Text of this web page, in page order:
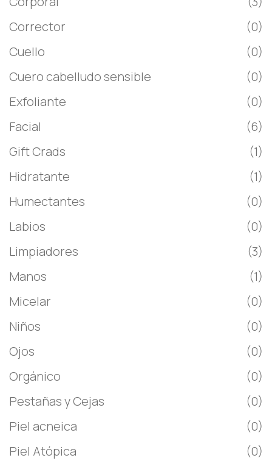
Corrector
(0)
Cuello
(0)
Cuero cabelludo sensible
(0)
Exfoliante
(0)
Facial
(6)
Gift Crads
(1)
Hidratante
(1)
Humectantes
(0)
Labios
(0)
Limpiadores
(3)
Manos
(1)
Micelar
(0)
Niños
(0)
Ojos
(0)
Orgánico
(0)
Pestañas y Cejas
(0)
Piel acneica
(0)
Piel Atópica
(0)